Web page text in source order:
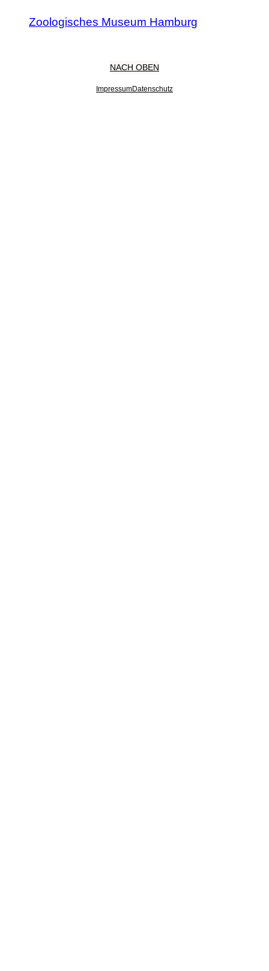
Zoologisches Museum Hamburg
NACH OBEN
ImpressumDatenschutz